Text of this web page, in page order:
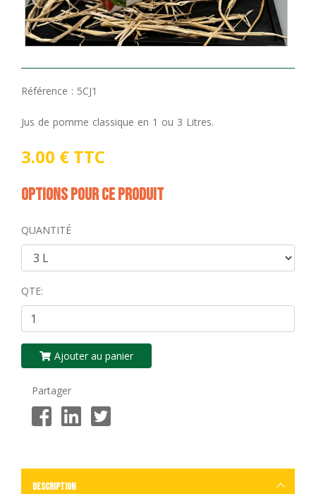
Référence : 5CJ1
Jus de pomme classique en 1 ou 3 Litres.
3.00 € TTC
Options pour ce produit
QUANTITÉ
QTE:
Ajouter au panier
Partager
Description